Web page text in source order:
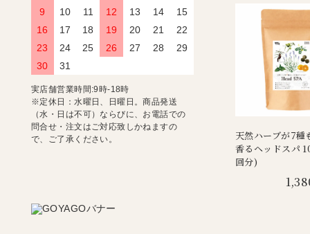
天然ハーブが7種
香るヘッドスパ
回分)
9
10 11 12 13 14
15
16
17 18 19 20 21
22
23
24 25 26 27 28
29
30
31
実店舗営業時間:9時-18時
※定休日：水曜日、日曜日。商品発送
（水・日は不可）ならびに、お電話での
問合せ・注文はご対応致しかねますの
で、ご了承ください。